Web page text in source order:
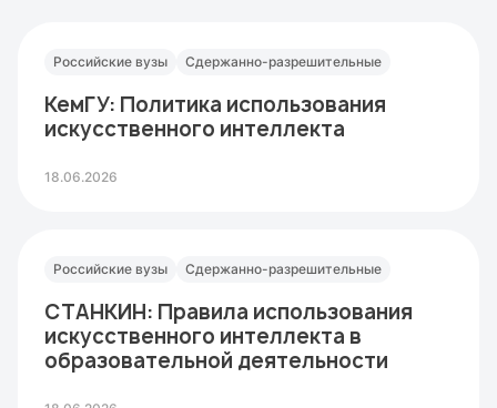
Российские вузы Сдержанно-разрешительные
КемГУ: Политика использования
искусственного интеллекта
18.06.2026
Российские вузы Сдержанно-разрешительные
СТАНКИН: Правила использования
искусственного интеллекта в
образовательной деятельности